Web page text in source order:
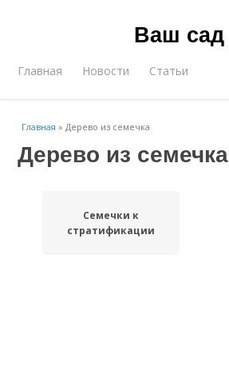
Ваш сад
Главная Новости Статьи
Главная »Дерево из семечка
Дерево из семечка
Семечки к
стратификации